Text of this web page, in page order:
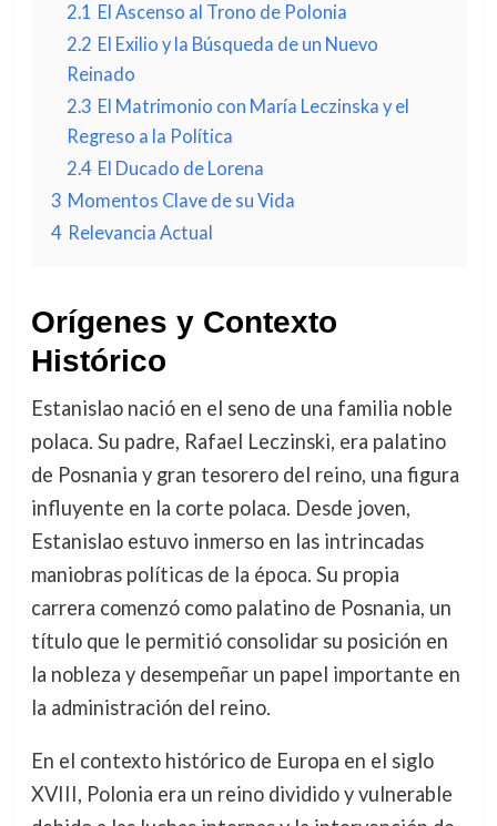
2.1 El Ascenso al Trono de Polonia
2.2 El Exilio y la Búsqueda de un Nuevo
Reinado
2.3 El Matrimonio con María Leczinska y el
Regreso a la Política
2.4 El Ducado de Lorena
3 Momentos Clave de su Vida
4 Relevancia Actual
Orígenes y Contexto
Histórico
Estanislao nació en el seno de una familia noble
polaca. Su padre, Rafael Leczinski, era palatino
de Posnania y gran tesorero del reino, una figura
influyente en la corte polaca. Desde joven,
Estanislao estuvo inmerso en las intrincadas
maniobras políticas de la época. Su propia
carrera comenzó como palatino de Posnania, un
título que le permitió consolidar su posición en
la nobleza y desempeñar un papel importante en
la administración del reino.
En el contexto histórico de Europa en el siglo
XVIII, Polonia era un reino dividido y vulnerable